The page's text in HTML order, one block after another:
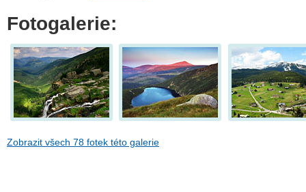
Fotogalerie:
Zobrazit všech 78 fotek této galerie